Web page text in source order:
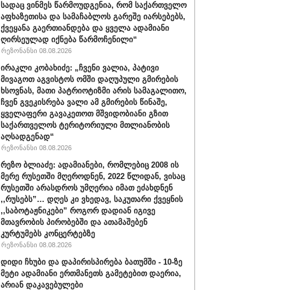
სადაც ვინმეს წარმოუდგენია, რომ საქართველო
აფხაზეთისა და სამაჩაბლოს გარეშე იარსებებს,
ქვეყანა გაერთიანდება და ყველა ადამიანი
ღირსეულად იქნება წარმოჩენილი“
რეზონანსი 08.08.2026
ირაკლი კობახიძე: „ჩვენი ვალია, პატივი
მივაგოთ აგვისტოს ომში დაღუპული გმირების
ხსოვნას, მათი პატრიოტიზმი არის სამაგალითო,
ჩვენ გვეკისრება ვალი ამ გმირების წინაშე,
ყველაფერი გავაკეთოთ მშვიდობიანი გზით
საქართველოს ტერიტორიული მთლიანობის
აღსადგენად“
რეზონანსი 08.08.2026
რეზო ბლიაძე: ადამიანები, რომლებიც 2008 ის
მერე რუსეთში მღეროდნენ, 2022 წლიდან, ვისაც
რუსეთში არასდროს უმღერია იმათ ეძახდნენ
,,რუსებს”… დღეს კი ვხედავ, საკუთარი ქვეყნის
,,საბოტაჟნიკები” როგორ დადიან იგივე
მთავრობის პირობებში და ათამაშებენ
კურტუმებს კონცერტებზე
რეზონანსი 08.08.2026
დიდი ჩხუბი და დაპირისპირება ბათუმში - 10-ზე
მეტი ადამიანი ერთმანეთს გამეტებით დაერია,
არიან დაკავებულები